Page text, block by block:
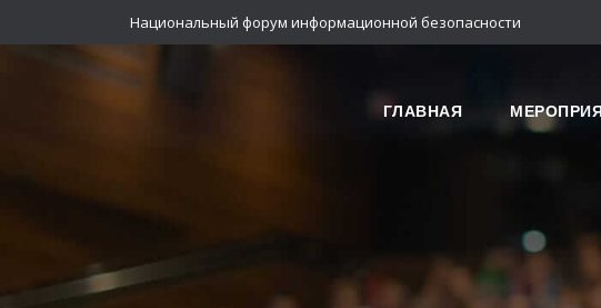
Национальный форум информационной безопасности
ГЛАВНАЯ